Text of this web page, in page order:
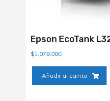
Epson EcoTank
$1.078.000
Añadir al carrito